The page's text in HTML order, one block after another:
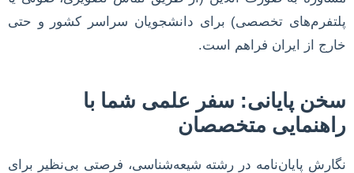
پلتفرم‌های تخصصی) برای دانشجویان سراسر کشور و حتی
خارج از ایران فراهم است.
سخن پایانی: سفر علمی شما با
راهنمایی متخصصان
نگارش پایان‌نامه در رشته شیعه‌شناسی، فرصتی بی‌نظیر برای